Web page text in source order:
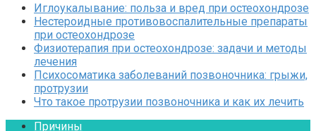
Иглоукалывание: польза и вред при остеохондрозе
Нестероидные противовоспалительные препараты
при остеохондрозе
Физиотерапия при остеохондрозе: задачи и методы
лечения
Психосоматика заболеваний позвоночника: грыжи,
протрузии
Что такое протрузии позвоночника и как их лечить
Причины